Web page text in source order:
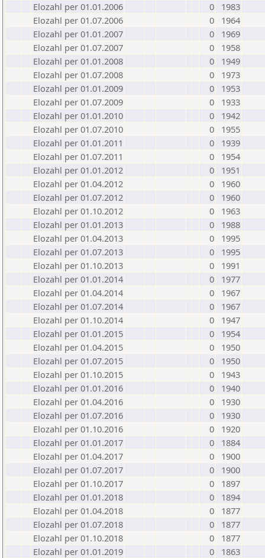
Elozahl per 01.01.2006
0
1983
Elozahl per 01.07.2006
0
1964
Elozahl per 01.01.2007
0
1969
Elozahl per 01.07.2007
0
1958
Elozahl per 01.01.2008
0
1949
Elozahl per 01.07.2008
0
1973
Elozahl per 01.01.2009
0
1953
Elozahl per 01.07.2009
0
1933
Elozahl per 01.01.2010
0
1942
Elozahl per 01.07.2010
0
1955
Elozahl per 01.01.2011
0
1939
Elozahl per 01.07.2011
0
1954
Elozahl per 01.01.2012
0
1951
Elozahl per 01.04.2012
0
1960
Elozahl per 01.07.2012
0
1960
Elozahl per 01.10.2012
0
1963
Elozahl per 01.01.2013
0
1988
Elozahl per 01.04.2013
0
1995
Elozahl per 01.07.2013
0
1995
Elozahl per 01.10.2013
0
1991
Elozahl per 01.01.2014
0
1977
Elozahl per 01.04.2014
0
1967
Elozahl per 01.07.2014
0
1967
Elozahl per 01.10.2014
0
1947
Elozahl per 01.01.2015
0
1954
Elozahl per 01.04.2015
0
1950
Elozahl per 01.07.2015
0
1950
Elozahl per 01.10.2015
0
1943
Elozahl per 01.01.2016
0
1940
Elozahl per 01.04.2016
0
1930
Elozahl per 01.07.2016
0
1930
Elozahl per 01.10.2016
0
1920
Elozahl per 01.01.2017
0
1884
Elozahl per 01.04.2017
0
1900
Elozahl per 01.07.2017
0
1900
Elozahl per 01.10.2017
0
1897
Elozahl per 01.01.2018
0
1894
Elozahl per 01.04.2018
0
1877
Elozahl per 01.07.2018
0
1877
Elozahl per 01.10.2018
0
1877
Elozahl per 01.01.2019
0
1863